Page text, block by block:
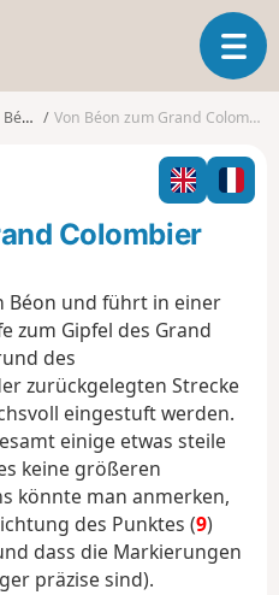
T
o
l
n
i
Béon Von Béon zum Grand Colombier
Colombier
Béon und führt in einer
zum Gipfel des Grand
des
zurückgelegten Strecke
eingestuft werden.
einige etwas steile
keine größeren
könnte man anmerken,
des Punktes (9)
dass die Markierungen
präzise sind).